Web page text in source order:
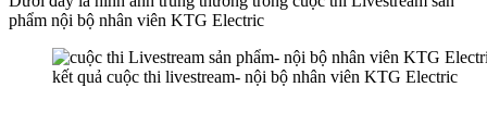
phẩm nội bộ nhân viên KTG Electric
kết quả cuộc thi livestream- nội bộ nhân viên KTG Electric